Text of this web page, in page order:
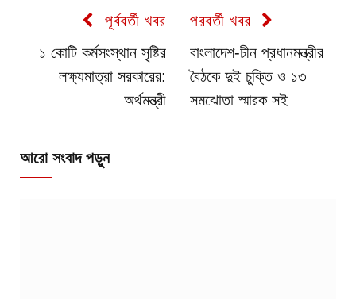
পূর্ববর্তী খবর
১ কোটি কর্মসংস্থান সৃষ্টির
লক্ষ্যমাত্রা সরকারের:
অর্থমন্ত্রী
পরবর্তী খবর
বাংলাদেশ-চীন প্রধানমন্ত্রীর
বৈঠকে দুই চুক্তি ও ১৩
সমঝোতা স্মারক সই
আরো সংবাদ পড়ুন